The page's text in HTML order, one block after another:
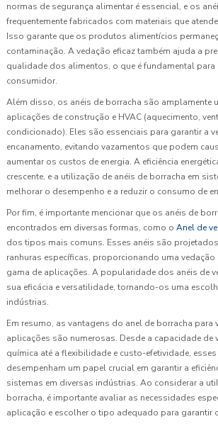
normas de segurança alimentar é essencial, e os
frequentemente fabricados com materiais que
Isso garante que os produtos alimentícios
contaminação. A vedação eficaz também ajuda a
qualidade dos alimentos, o que é fundamental
consumidor.
Além disso, os anéis de borracha são amplamente
aplicações de construção e HVAC (aquecimento,
condicionado). Eles são essenciais para garantir a
encanamento, evitando vazamentos que podem
aumentar os custos de energia. A eficiência
crescente, e a utilização de anéis de borracha em
melhorar o desempenho e a reduzir o consumo de
Por fim, é importante mencionar que os anéis de
encontrados em diversas formas, como o Anel de
dos tipos mais comuns. Esses anéis são
ranhuras específicas, proporcionando uma vedação
gama de aplicações. A popularidade dos anéis de
sua eficácia e versatilidade, tornando-os uma
indústrias.
Em resumo, as vantagens do anel de borracha para
aplicações são numerosas. Desde a capacidade de
química até a flexibilidade e custo-efetividade,
desempenham um papel crucial em garantir a
sistemas em diversas indústrias. Ao considerar a
borracha, é importante avaliar as necessidades
aplicação e escolher o tipo adequado para garantir